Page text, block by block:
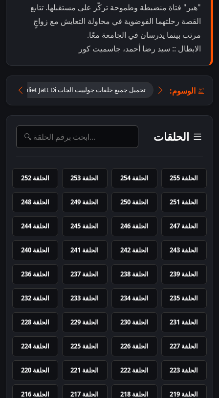
"هير" فتاة منضبطة وطموحة تركّز على مستقبلها. تتابع
القصة رحلتهما الفوضوية في محاولة التعايش مع زواجٍ
مرتب بينما يدرسان في الجامعة معًا.
الابطال :: سيد رضا أحمد، جاسميت كور
الوسوم: تحميل جميع حلقات جولييت الجات Tu Juliet Jatt Di مترجمة
الحلقات
الحلقة 255 الحلقة 254 الحلقة 253 الحلقة 252
الحلقة 251 الحلقة 250 الحلقة 249 الحلقة 248
الحلقة 247 الحلقة 246 الحلقة 245 الحلقة 244
الحلقة 243 الحلقة 242 الحلقة 241 الحلقة 240
الحلقة 239 الحلقة 238 الحلقة 237 الحلقة 236
الحلقة 235 الحلقة 234 الحلقة 233 الحلقة 232
الحلقة 231 الحلقة 230 الحلقة 229 الحلقة 228
الحلقة 227 الحلقة 226 الحلقة 225 الحلقة 224
الحلقة 223 الحلقة 222 الحلقة 221 الحلقة 220
الحلقة 219 الحلقة 218 الحلقة 217 الحلقة 216